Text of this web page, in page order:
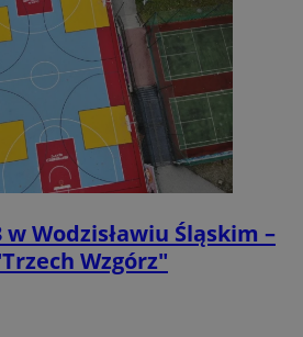
Wodzisławiu Śląskim –
Wzgórz"